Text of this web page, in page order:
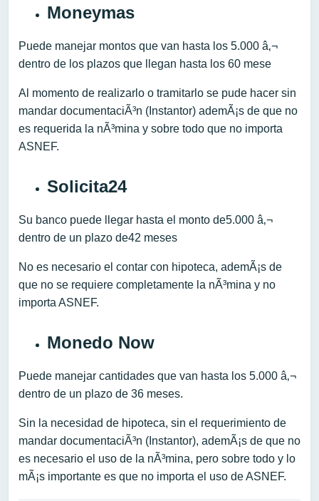
Moneymas
Puede manejar montos que van hasta los 5.000 â‚¬
dentro de los plazos que llegan hasta los 60 mese
Al momento de realizarlo o tramitarlo se pude hacer sin
mandar documentaciÃ³n (Instantor) ademÃ¡s de que no
es requerida la nÃ³mina y sobre todo que no importa
ASNEF.
Solicita24
Su banco puede llegar hasta el monto de5.000 â‚¬
dentro de un plazo de42 meses
No es necesario el contar con hipoteca, ademÃ¡s de
que no se requiere completamente la nÃ³mina y no
importa ASNEF.
Monedo Now
Puede manejar cantidades que van hasta los 5.000 â‚¬
dentro de un plazo de 36 meses.
Sin la necesidad de hipoteca, sin el requerimiento de
mandar documentaciÃ³n (Instantor), ademÃ¡s de que no
es necesario el uso de la nÃ³mina, pero sobre todo y lo
mÃ¡s importante es que no importa el uso de ASNEF.